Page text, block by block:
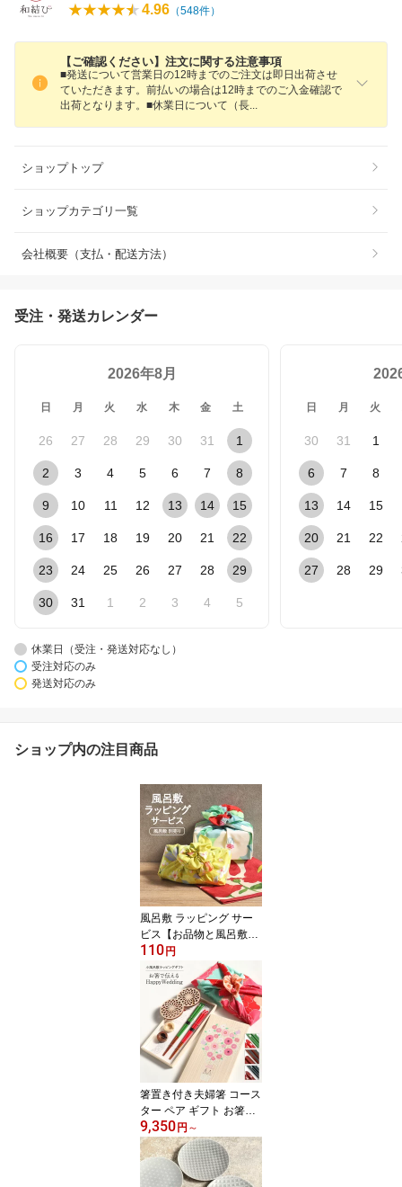
4.96 （548件）
【ご確認ください】注文に関する注意事項
■発送について営業日の12時までのご注文は即日出荷させ
ていただきます。前払いの場合は12時までのご入金確認で
出荷となります。■休業日について（長
ショップトップ
ショップカテゴリ一覧
会社概要（支払・配送方法）
受注・発送カレンダー
2026年8月
日 月 火 水 木 金 土
26 27 28 29 30 31 1
2 3 4 5 6 7 8
9 10 11 12 13 14 15
16 17 18 19 20 21 22
23 24 25 26 27 28 29
30 31 1 2 3 4 5
日 月 火
30 31 1
6 7 8
13 14 15
20 21 22
27 28 29
休業日（受注・発送対応なし）
受注対応のみ
発送対応のみ
ショップ内の注目商品
風呂敷 ラッピング サー
ビス【お品物と風呂敷と
同時購入専用】 選べる
風呂敷 ギフト プレゼン
ト 贈り物
110 円
箸置き付き夫婦箸 コース
ター ペア ギフト お箸で
伝えるHappy Wedding
小風呂敷ラッピング 夫婦
箸とペアコースター3種×
小風呂敷4種から選べま
9,350 円 ～